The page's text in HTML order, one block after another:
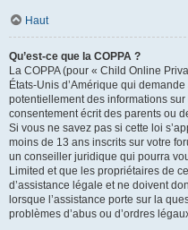
Haut
Qu’est-ce que la COPPA ?
La COPPA (pour « Child Online
États-Unis d’Amérique qui
potentiellement des informations
consentement écrit des parents ou
Si vous ne savez pas si cette loi
moins de 13 ans inscrits sur votre
un conseiller juridique qui pourra
Limited et que les propriétaires de
d’assistance légale et ne doivent
lorsque l’assistance porte sur la
problèmes d’abus ou d’ordres